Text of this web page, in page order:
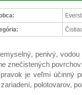
penivý,
znečistených
je veľmi účinný
polotovarov,